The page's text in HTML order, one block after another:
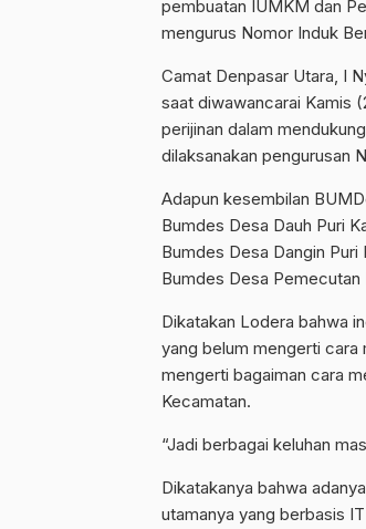
pembuatan IUMKM dan
mengurus Nomor Induk
Camat Denpasar Utara, I
saat diwawancarai Kamis
perijinan dalam
dilaksanakan pengurusan
Adapun kesembilan
Bumdes Desa Dauh Puri
Bumdes Desa Dangin Puri
Bumdes Desa Pemecutan
Dikatakan Lodera bahwa
yang belum mengerti cara
mengerti bagaiman cara
Kecamatan.
“Jadi berbagai keluhan
Dikatakanya bahwa
utamanya yang berbasis